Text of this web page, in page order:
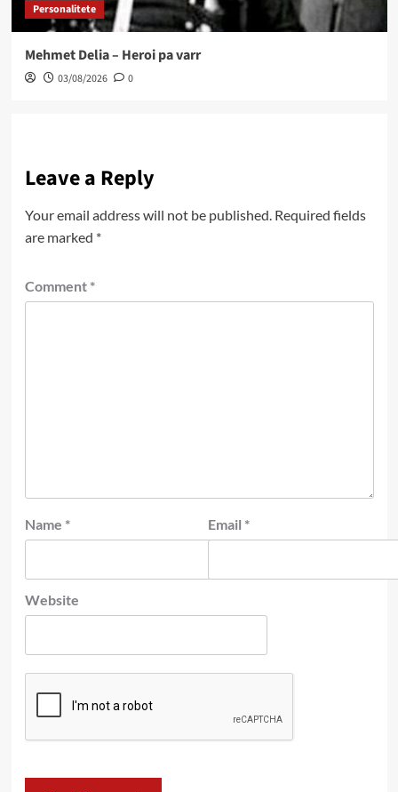
Personalitete
Mehmet Delia – Heroi pa varr
03/08/2026 0
Leave a Reply
Your email address will not be published. Required fields
are marked *
Comment *
Name * Email *
Website